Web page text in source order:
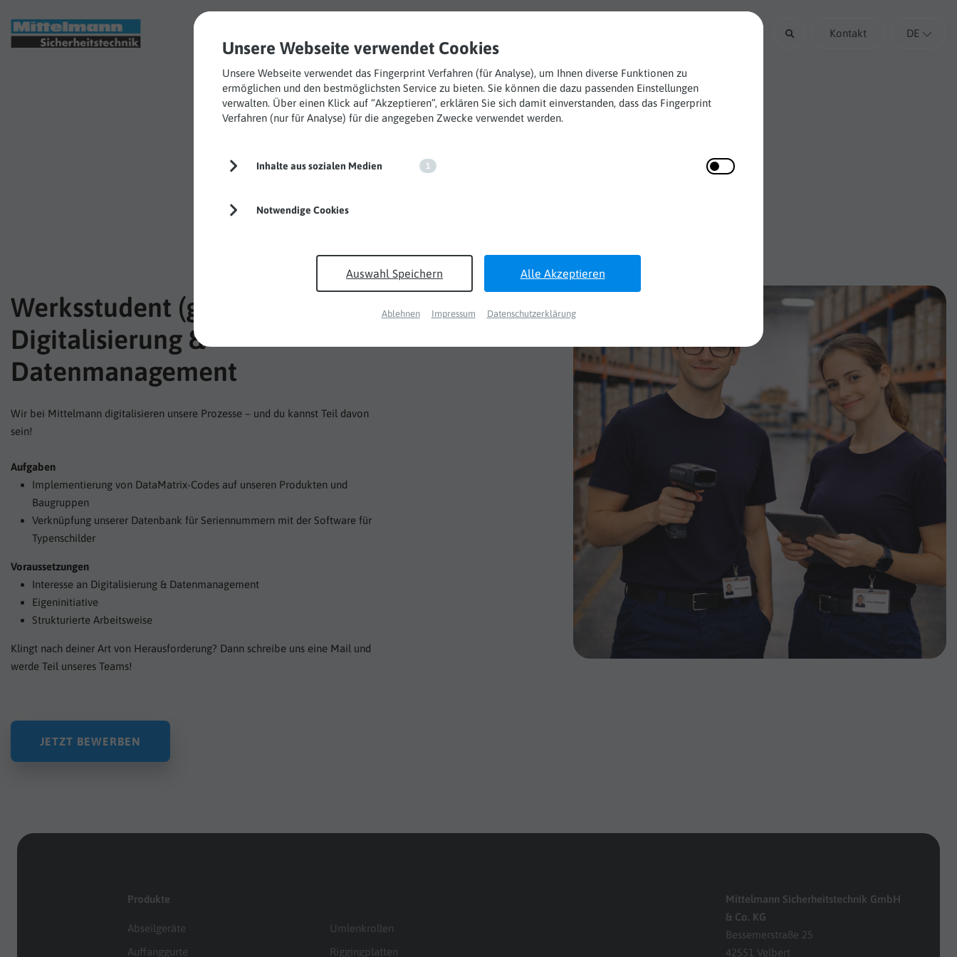
Kontakt DE
Jobangebote Werksstudierende
Werksstudent (gn) -
Digitalisierung &
Datenmanagement
Wir bei Mittelmann digitalisieren unsere Prozesse – und du kannst Teil davon
sein!
Aufgaben
Implementierung von DataMatrix-Codes auf unseren Produkten und
Baugruppen
Verknüpfung unserer Datenbank für Seriennummern mit der Software für
Typenschilder
Voraussetzungen
Interesse an Digitalisierung & Datenmanagement
Eigeninitiative
Strukturierte Arbeitsweise
Klingt nach deiner Art von Herausforderung? Dann schreibe uns eine Mail und
werde Teil unseres Teams!
JETZT BEWERBEN
Produkte
Abseilgeräte
Auffanggurte
Umlenkrollen
Riggingplatten
Mittelmann Sicherheitstechnik GmbH
& Co. KG
Bessemerstraße 25
42551 Velbert
Unsere Webseite verwendet Cookies
Unsere Webseite verwendet das Fingerprint Verfahren (für Analyse), um Ihnen diverse Funktionen zu
ermöglichen und den bestmöglichsten Service zu bieten. Sie können die dazu passenden Einstellungen
verwalten. Über einen Klick auf “Akzeptieren”, erklären Sie sich damit einverstanden, dass das Fingerprint
Verfahren (nur für Analyse) für die angegeben Zwecke verwendet werden.
Inhalte aus sozialen Medien 1
Notwendige Cookies
Auswahl Speichern Alle Akzeptieren
Ablehnen Impressum Datenschutzerklärung